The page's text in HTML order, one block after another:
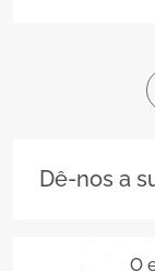
Dê-nos a
O